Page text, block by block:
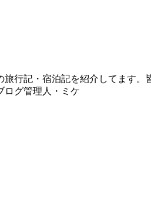
行記・宿泊記を紹介してます。
ログ管理人・ミケ